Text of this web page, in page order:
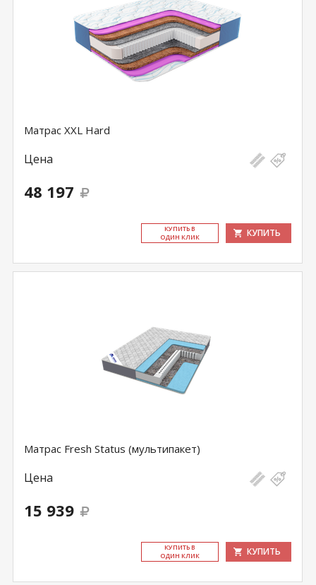
Матрас XXL Hard
Цена
48 197
КУ­ПИТЬ В
ОДИН КЛИК
КУПИТЬ
Матрас Fresh Status (мультипакет)
Цена
15 939
КУ­ПИТЬ В
ОДИН КЛИК
КУПИТЬ